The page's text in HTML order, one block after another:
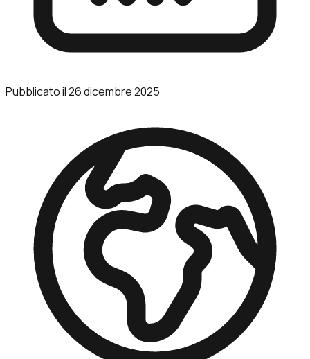
Pubblicato il26 dicembre 2025